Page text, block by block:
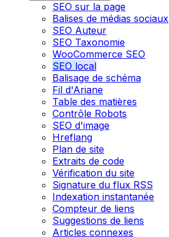
SEO sur la page
Balises de médias sociaux
SEO Auteur
SEO Taxonomie
WooCommerce SEO
SEO local
Balisage de schéma
Fil d'Ariane
Table des matières
Contrôle Robots
SEO d'image
Hreflang
Plan de site
Extraits de code
Vérification du site
Signature du flux RSS
Indexation instantanée
Compteur de liens
Suggestions de liens
Articles connexes